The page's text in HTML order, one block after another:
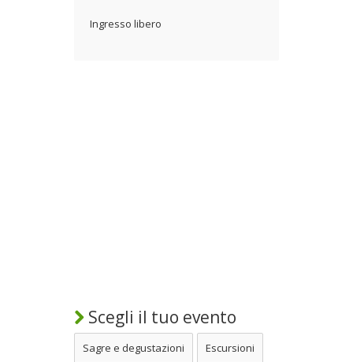
Ingresso libero
Scegli il tuo evento
Sagre e degustazioni Escursioni